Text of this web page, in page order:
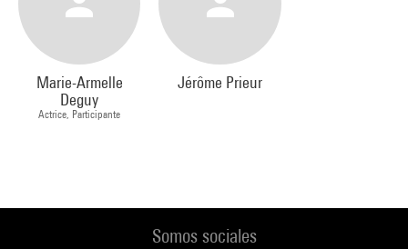
Marie-Armelle
Deguy
Actrice, Participante
Jérôme Prieur
Somos sociales